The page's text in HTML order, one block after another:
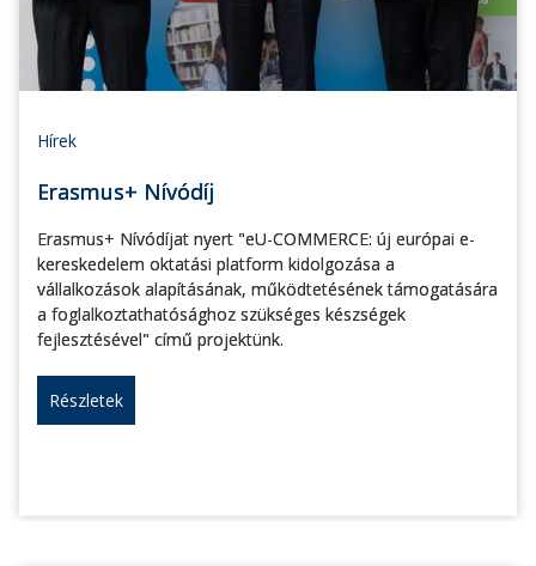
Hírek
Erasmus+ Nívódíj
Erasmus+ Nívódíjat nyert "eU-COMMERCE: új európai e-
kereskedelem oktatási platform kidolgozása a
vállalkozások alapításának, működtetésének támogatására
a foglalkoztathatósághoz szükséges készségek
fejlesztésével" című projektünk.
Részletek